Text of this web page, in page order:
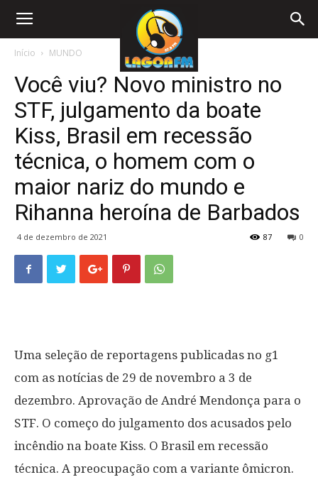
Início MUNDO
Você viu? Novo ministro no
STF, julgamento da boate
Kiss, Brasil em recessão
técnica, o homem com o
maior nariz do mundo e
Rihanna heroína de Barbados
4 de dezembro de 2021 0
87
Uma seleção de reportagens publicadas no g1
com as notícias de 29 de novembro a 3 de
dezembro. Aprovação de André Mendonça para o
STF. O começo do julgamento dos acusados pelo
incêndio na boate Kiss. O Brasil em recessão
técnica. A preocupação com a variante ômicron.